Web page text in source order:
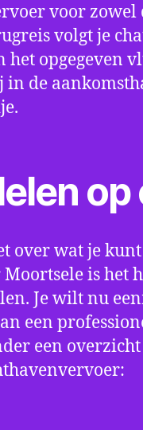
voor zowel
volgt je
het opgegeven
in de
over wat je
is het
Je wilt nu
een
een overzicht